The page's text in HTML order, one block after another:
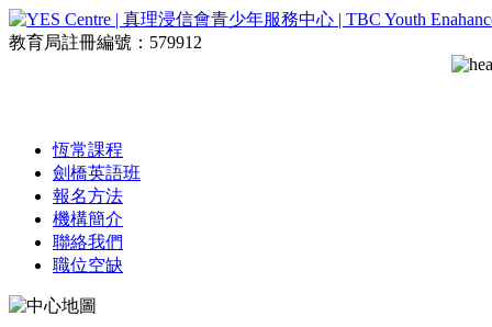
教育局註冊編號：579912
恆常課程
劍橋英語班
報名方法
機構簡介
聯絡我們
職位空缺